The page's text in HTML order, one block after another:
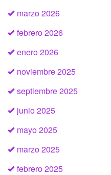
marzo 2026
febrero 2026
enero 2026
noviembre 2025
septiembre 2025
junio 2025
mayo 2025
marzo 2025
febrero 2025